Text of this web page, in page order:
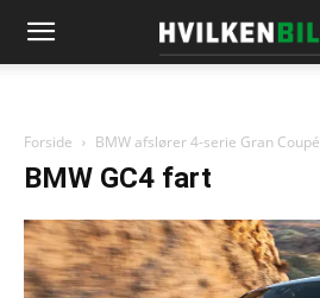
Forside BMW afslører 4-serie Gran Coupé
BMW GC4 fart